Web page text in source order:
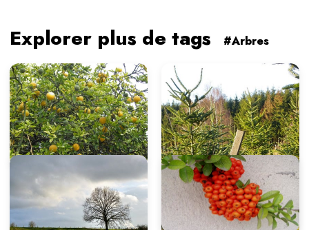
Explorer plus de tags #Arbres